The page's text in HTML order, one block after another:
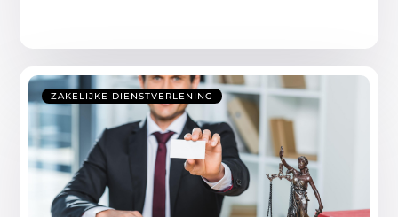
ZAKELIJKE DIENSTVERLENING